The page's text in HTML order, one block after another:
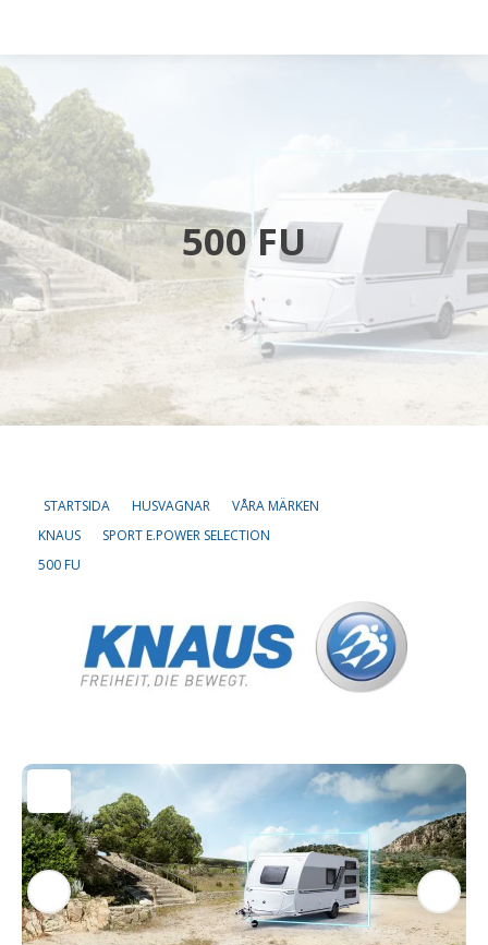
Husvagnar
Butik
Verkstad
Öppettider
Lediga tjänster
500 FU
STARTSIDA HUSVAGNAR
VÅRA MÄRKEN
KNAUS
SPORT E.POWER SELECTION
500 FU